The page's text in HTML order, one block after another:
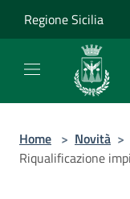
Regione Sicilia
Home > Novità >
Riqualificazione